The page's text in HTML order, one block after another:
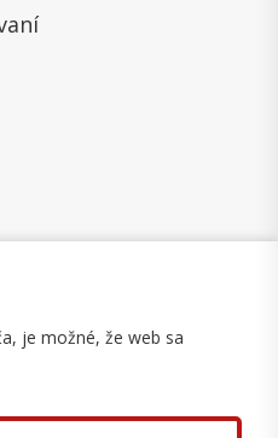
je možné, že web sa